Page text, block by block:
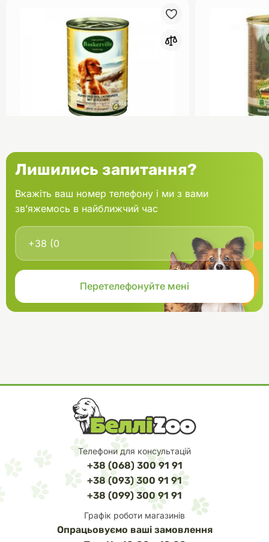
Півень рис та цукіні 400 г
В кошик
Baskerville
Лишились запитання?
Вкажіть ваш номер телефону і ми з вами
зв’яжемось в найближчий час
Телефони для консультацій
+38 (068) 300 91 91
+38 (093) 300 91 91
+38 (099) 300 91 91
Графік роботи магазинів
Опрацьовуємо ваші замовлення